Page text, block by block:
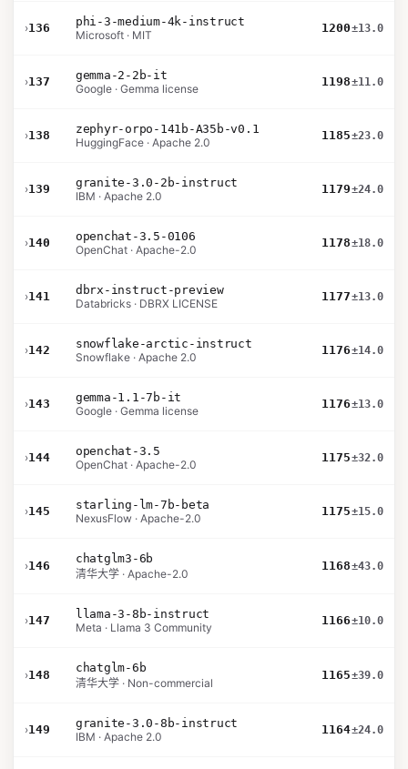
›136
phi-3-medium-4k-instruct
Microsoft · MIT
1200±13.0
›137
gemma-2-2b-it
Google · Gemma license
1198±11.0
›138
zephyr-orpo-141b-A35b-v0.1
HuggingFace · Apache 2.0
1185±23.0
›139
granite-3.0-2b-instruct
IBM · Apache 2.0
1179±24.0
›140
openchat-3.5-0106
OpenChat · Apache-2.0
1178±18.0
›141
dbrx-instruct-preview
Databricks · DBRX LICENSE
1177±13.0
›142
snowflake-arctic-instruct
Snowflake · Apache 2.0
1176±14.0
›143
gemma-1.1-7b-it
Google · Gemma license
1176±13.0
›144
openchat-3.5
OpenChat · Apache-2.0
1175±32.0
›145
starling-lm-7b-beta
NexusFlow · Apache-2.0
1175±15.0
›146
chatglm3-6b
清华大学 · Apache-2.0
1168±43.0
›147
llama-3-8b-instruct
Meta · Llama 3 Community
1166±10.0
›148
chatglm-6b
清华大学 · Non-commercial
1165±39.0
›149
granite-3.0-8b-instruct
IBM · Apache 2.0
1164±24.0